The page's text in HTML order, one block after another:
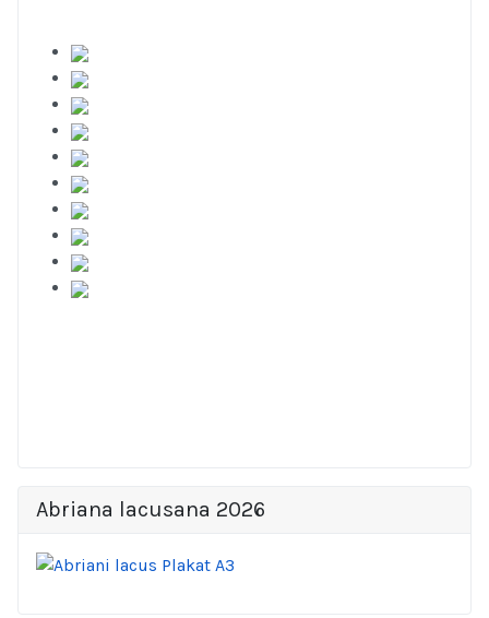
Abriana lacusana 2026